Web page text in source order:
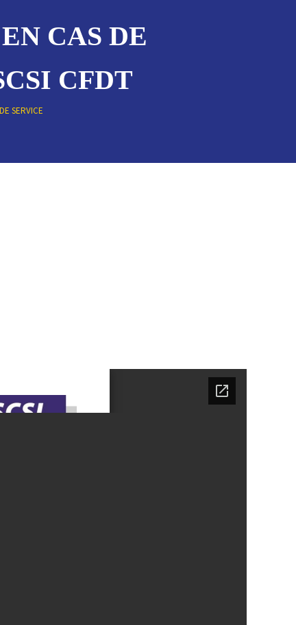
CAS DE
CFDT
SERVICE